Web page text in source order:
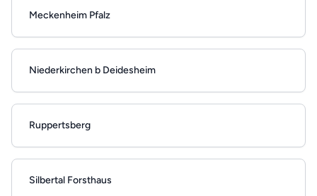
Meckenheim Pfalz
Niederkirchen b Deidesheim
Ruppertsberg
Silbertal Forsthaus